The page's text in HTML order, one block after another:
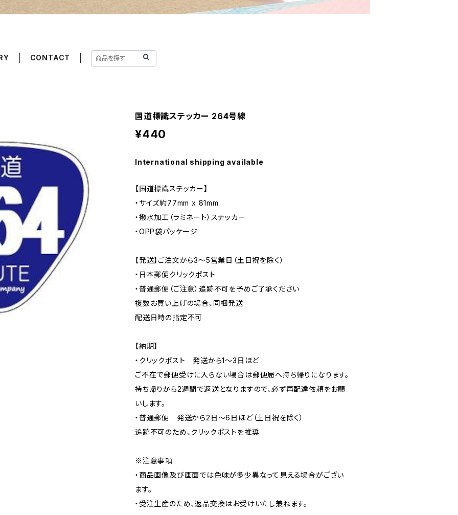
CONTACT
国道標識ステッカー 264号線
¥440
International shipping available
【国道標識ステッカー】
・サイズ約77mm x 81mm
・撥水加工（ラミネート）ステッカー
・OPP袋パッケージ
【発送】ご注文から3〜5営業日（土日祝を除く）
・日本郵便クリックポスト
・普通郵便（ご注意）追跡不可を予めご了承ください
複数お買い上げの場合、同梱発送
配送日時の指定不可
【納期】
・クリックポスト 発送から1〜3日ほど
ご不在で郵便受けに入らない場合は郵便局へ持ち帰りになります。
持ち帰りから2週間で返送となりますので、必ず再配達依頼をお願
いします。
・普通郵便 発送から2日〜6日ほど（土日祝を除く）
追跡不可のため、クリックポストを推奨
※注意事項
・商品画像及び画面では色味が多少異なって見える場合がござい
ます。
・受注生産のため、返品交換はお受けいたし兼ねます。